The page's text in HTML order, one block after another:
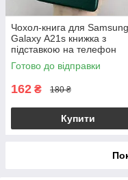
Чохол-книга для Samsung
Galaxy А21s книжка з
підставкою на телефон
самсунг а21с темно-
stn
Готово до відправки
162 ₴ 180 ₴
Купити